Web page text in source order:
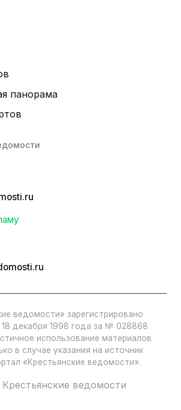
панорама
ведомости» зарегистрировано
декабря 1998 года за № 028868
использование материалов
в случае указания на источник
«Крестьянские ведомости».
ведомости